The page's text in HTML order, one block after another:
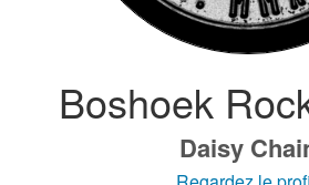
Boshoek
Daisy